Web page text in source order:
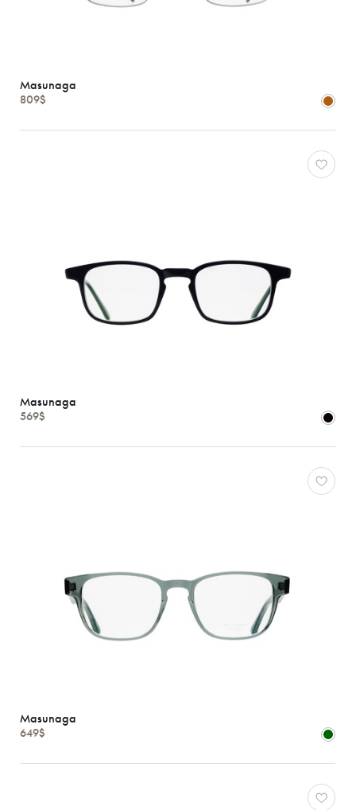
Masunaga
809$
Masunaga
569$
Masunaga
649$